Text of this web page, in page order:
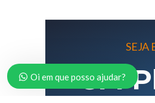
SEJA
CM
Oi em que posso ajudar?